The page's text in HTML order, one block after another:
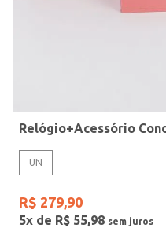
UN
R$ 279,90
5x de R$ 55,98